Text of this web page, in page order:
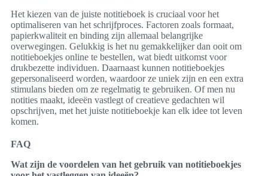
Het kiezen van de juiste notitieboek is cruciaal voor het
optimaliseren van het schrijfproces. Factoren zoals formaat,
papierkwaliteit en binding zijn allemaal belangrijke
overwegingen. Gelukkig is het nu gemakkelijker dan ooit om
notitieboekjes online te bestellen, wat biedt uitkomst voor
drukbezette individuen. Daarnaast kunnen notitieboekjes
gepersonaliseerd worden, waardoor ze uniek zijn en een extra
stimulans bieden om ze regelmatig te gebruiken. Of men nu
notities maakt, ideeën vastlegt of creatieve gedachten wil
opschrijven, met het juiste notitieboekje kan elk idee tot leven
komen.
FAQ
Wat zijn de voordelen van het gebruik van notitieboekjes